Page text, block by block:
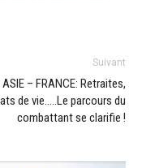
Suivant
ASIE – FRANCE: Retraites,
de vie…..Le parcours du
combattant se clarifie !